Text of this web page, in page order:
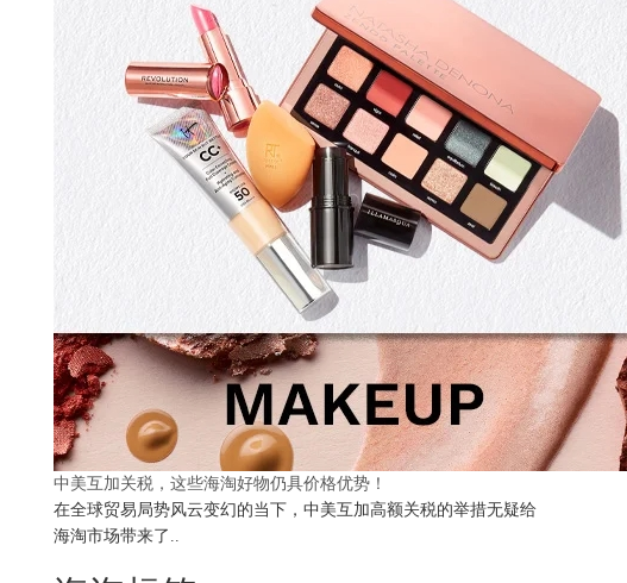
中美互加关税，这些海淘好物仍具价格优势！
在全球贸易局势风云变幻的当下，中美互加高额关税的举措无疑给
海淘市场带来了..